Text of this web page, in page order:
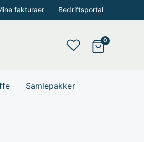
fakturaer Bedriftsportal
Samlepakker